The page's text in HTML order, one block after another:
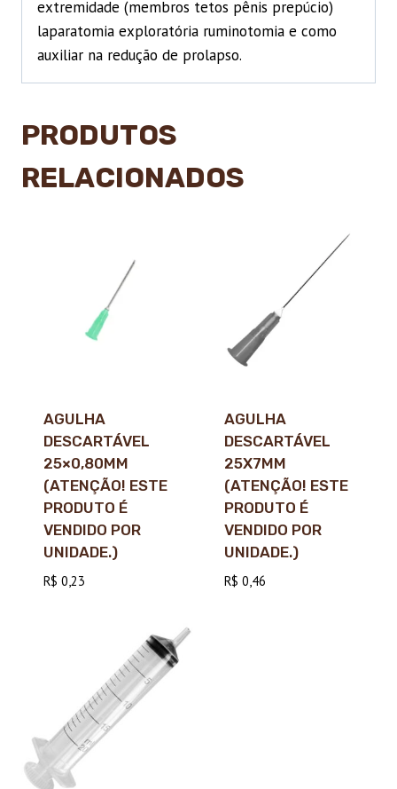
extremidade (membros tetos pênis prepúcio)
laparatomia exploratória ruminotomia e como
auxiliar na redução de prolapso.
PRODUTOS
RELACIONADOS
AGULHA
DESCARTÁVEL
25×0,80MM
(ATENÇÃO! ESTE
PRODUTO É
VENDIDO POR
UNIDADE.)
R$ 0,23
AGULHA
DESCARTÁVEL
25X7MM
(ATENÇÃO! ESTE
PRODUTO É
VENDIDO POR
UNIDADE.)
R$ 0,46